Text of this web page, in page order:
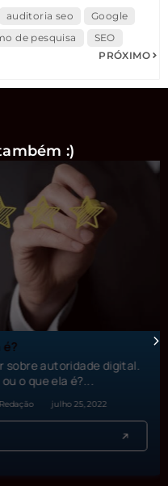
auditoria seo
Google
de pesquisa
SEO
PRÓXIMO
:)
autoridade digital.
o que ela é?...
julho 25, 2022